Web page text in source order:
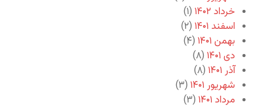
خرداد ۱۴۰۲
(۱)
اسفند ۱۴۰۱
(۲)
بهمن ۱۴۰۱
(۴)
دی ۱۴۰۱
(۸)
آذر ۱۴۰۱
(۸)
شهریور ۱۴۰۱
(۳)
مرداد ۱۴۰۱
(۳)